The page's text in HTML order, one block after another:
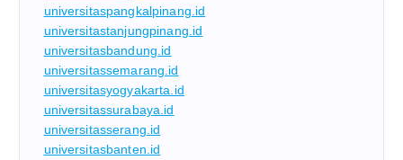
universitaspangkalpinang.id
universitastanjungpinang.id
universitasbandung.id
universitassemarang.id
universitasyogyakarta.id
universitassurabaya.id
universitasserang.id
universitasbanten.id